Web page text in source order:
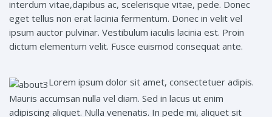
interdum vitae,dapibus ac, scelerisque vitae, pede. Donec
eget tellus non erat lacinia fermentum. Donec in velit vel
ipsum auctor pulvinar. Vestibulum iaculis lacinia est. Proin
dictum elementum velit. Fusce euismod consequat ante.
Lorem ipsum dolor sit amet, consectetuer adipis.
Mauris accumsan nulla vel diam. Sed in lacus ut enim
adipiscing aliquet. Nulla venenatis. In pede mi, aliquet sit